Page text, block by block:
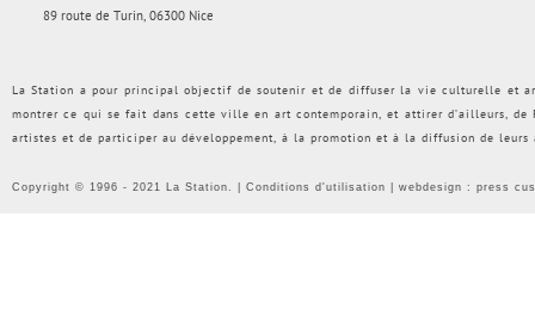
89 route de Turin, 06300 Nice
La Station a pour principal objectif de soutenir et de diffuser la vie culturelle et
montrer ce qui se fait dans cette ville en art contemporain, et attirer d’ailleurs, de
artistes et de participer au développement, à la promotion et à la diffusion de
Copyright © 1996 - 2021 La Station. | Conditions d'utilisation | webdesign : press